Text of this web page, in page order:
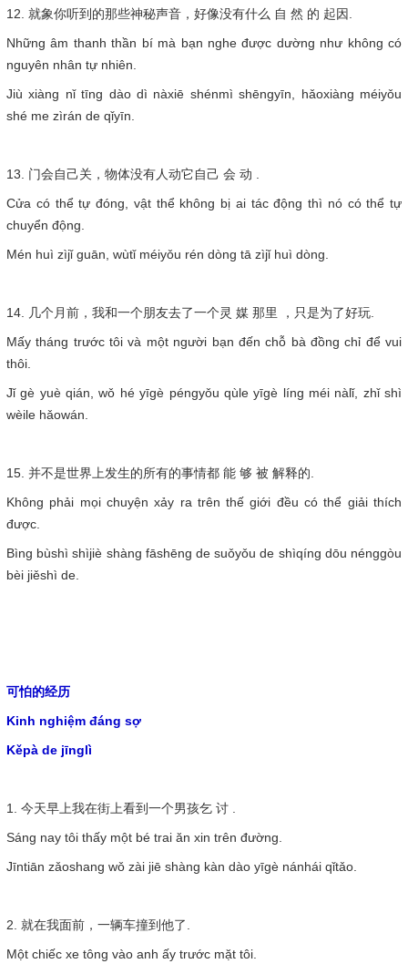
12. 就象你听到的那些神秘声音，好像没有什么 自 然 的 起因.
Những âm thanh thần bí mà bạn nghe được dường như không có
nguyên nhân tự nhiên.
Jiù xiàng nǐ tīng dào dì nàxiē shénmì shēngyīn, hǎoxiàng méiyǒu
shé me zìrán de qǐyīn.
13. 门会自己关，物体没有人动它自己 会 动 .
Cửa có thể tự đóng, vật thể không bị ai tác động thì nó có thể tự
chuyển động.
Mén huì zìjǐ guān, wùtǐ méiyǒu rén dòng tā zìjǐ huì dòng.
14. 几个月前，我和一个朋友去了一个灵 媒 那里 ，只是为了好玩.
Mấy tháng trước tôi và một người bạn đến chỗ bà đồng chỉ để vui
thôi.
Jǐ gè yuè qián, wǒ hé yīgè péngyǒu qùle yīgè líng méi nàlǐ, zhǐ shì
wèile hǎowán.
15. 并不是世界上发生的所有的事情都 能 够 被 解释的.
Không phải mọi chuyện xảy ra trên thế giới đều có thể giải thích
được.
Bìng bùshì shìjiè shàng fāshēng de suǒyǒu de shìqíng dōu nénggòu
bèi jiěshì de.
可怕的经历
Kinh nghiệm đáng sợ
Kěpà de jīnglì
1. 今天早上我在街上看到一个男孩乞 讨 .
Sáng nay tôi thấy một bé trai ăn xin trên đường.
Jīntiān zǎoshang wǒ zài jiē shàng kàn dào yīgè nánhái qǐtǎo.
2. 就在我面前，一辆车撞到他了.
Một chiếc xe tông vào anh ấy trước mặt tôi.